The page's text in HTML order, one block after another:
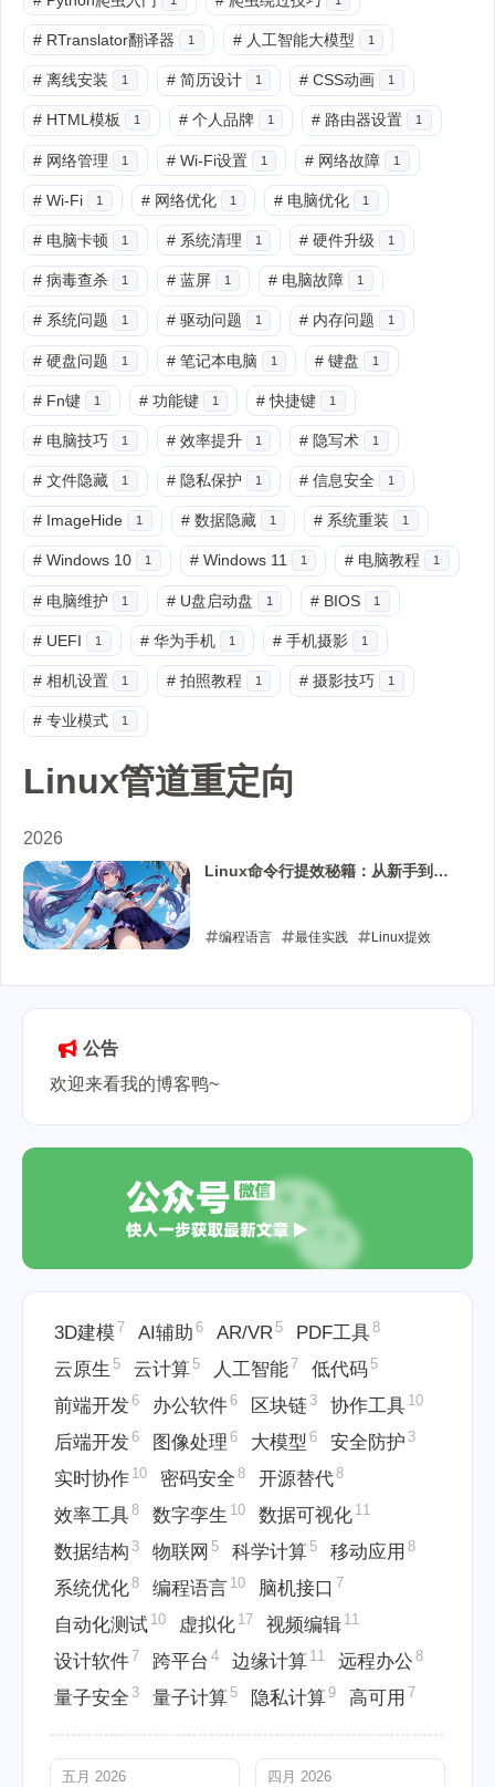
# RTranslator翻译器 1 # 人工智能大模型 1
# 离线安装 1 # 简历设计 1 # CSS动画 1
# HTML模板 1 # 个人品牌 1 # 路由器设置 1
# 网络管理 1 # Wi-Fi设置 1 # 网络故障 1
# Wi-Fi 1 # 网络优化 1 # 电脑优化 1
# 电脑卡顿 1 # 系统清理 1 # 硬件升级 1
# 病毒查杀 1 # 蓝屏 1 # 电脑故障 1
# 系统问题 1 # 驱动问题 1 # 内存问题 1
# 硬盘问题 1 # 笔记本电脑 1 # 键盘 1
# Fn键 1 # 功能键 1 # 快捷键 1
# 电脑技巧 1 # 效率提升 1 # 隐写术 1
# 文件隐藏 1 # 隐私保护 1 # 信息安全 1
# ImageHide 1 # 数据隐藏 1 # 系统重装 1
# Windows 10 1 # Windows 11 1 # 电脑教程 1
# 电脑维护 1 # U盘启动盘 1 # BIOS 1
# UEFI 1 # 华为手机 1 # 手机摄影 1
# 相机设置 1 # 拍照教程 1 # 摄影技巧 1
# 专业模式 1
Linux管道重定向
2026
Linux命令行提效秘籍：从新手到高
编程语言 最佳实践 Linux提效
行快捷键 Linux管道重定向
公告
欢迎来看我的博客鸭~
3D建模 7 AI辅助 6 AR/VR 5 PDF工具8
云原生 5 云计算 5 人工智能7 低代码 5
前端开发6 办公软件6 区块链 3 协作工具 10
后端开发6 图像处理 6 大模型 6 安全防护 3
实时协作 10 密码安全 8 开源替代8
效率工具8 数字孪生 10 数据可视化 11
数据结构 3 物联网 5 科学计算 5 移动应用 8
系统优化8 编程语言 10 脑机接口 7
自动化测试 10 虚拟化 17 视频编辑 11
设计软件7 跨平台 4 边缘计算 11 远程办公 8
量子安全 3 量子计算 5 隐私计算9 高可用 7
五月 2026 四月 2026